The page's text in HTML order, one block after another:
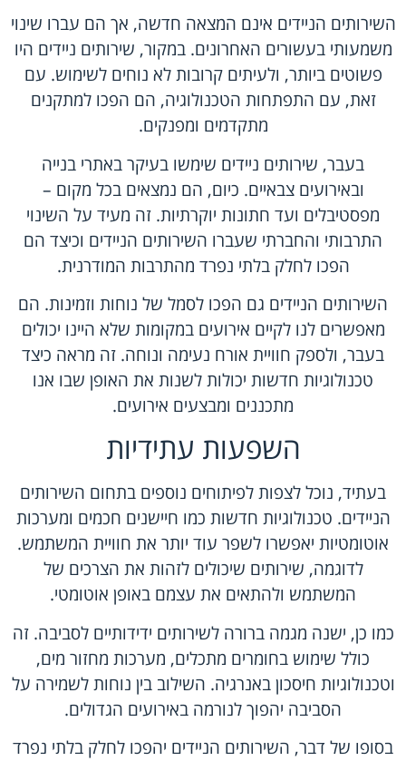
השירותים הניידים אינם המצאה חדשה, אך הם עברו שינוי
משמעותי בעשורים האחרונים. במקור, שירותים ניידים היו
פשוטים ביותר, ולעיתים קרובות לא נוחים לשימוש. עם
זאת, עם התפתחות הטכנולוגיה, הם הפכו למתקנים
מתקדמים ומפנקים.
בעבר, שירותים ניידים שימשו בעיקר באתרי בנייה
ובאירועים צבאיים. כיום, הם נמצאים בכל מקום –
מפסטיבלים ועד חתונות יוקרתיות. זה מעיד על השינוי
התרבותי והחברתי שעברו השירותים הניידים וכיצד הם
הפכו לחלק בלתי נפרד מהתרבות המודרנית.
השירותים הניידים גם הפכו לסמל של נוחות וזמינות. הם
מאפשרים לנו לקיים אירועים במקומות שלא היינו יכולים
בעבר, ולספק חוויית אורח נעימה ונוחה. זה מראה כיצד
טכנולוגיות חדשות יכולות לשנות את האופן שבו אנו
מתכננים ומבצעים אירועים.
השפעות עתידיות
בעתיד, נוכל לצפות לפיתוחים נוספים בתחום השירותים
הניידים. טכנולוגיות חדשות כמו חיישנים חכמים ומערכות
אוטומטיות יאפשרו לשפר עוד יותר את חוויית המשתמש.
לדוגמה, שירותים שיכולים לזהות את הצרכים של
המשתמש ולהתאים את עצמם באופן אוטומטי.
כמו כן, ישנה מגמה ברורה לשירותים ידידותיים לסביבה. זה
כולל שימוש בחומרים מתכלים, מערכות מחזור מים,
וטכנולוגיות חיסכון באנרגיה. השילוב בין נוחות לשמירה על
הסביבה יהפוך לנורמה באירועים הגדולים.
בסופו של דבר, השירותים הניידים יהפכו לחלק בלתי נפרד